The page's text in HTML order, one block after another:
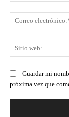
Guardar mi
próxima vez que